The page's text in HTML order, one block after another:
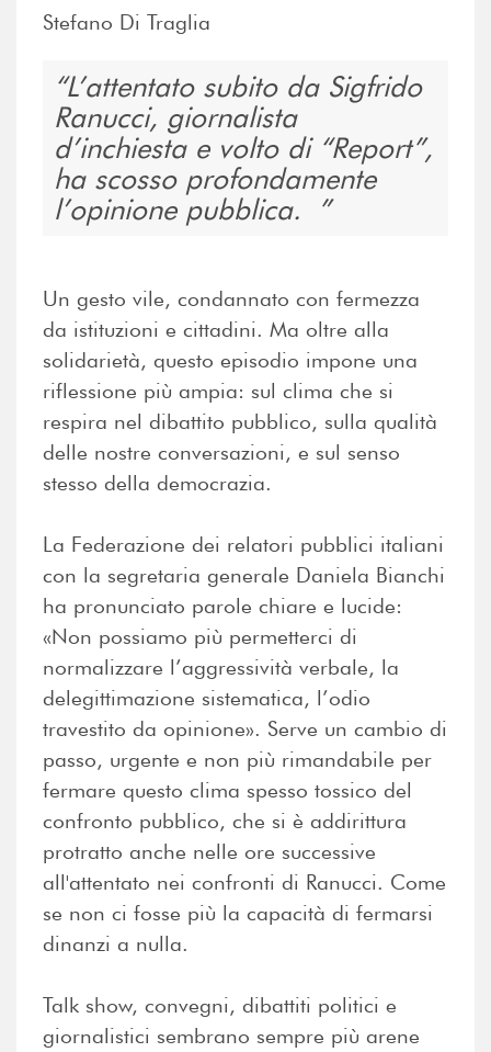
Stefano Di Traglia
L’attentato subito da Sigfrido
Ranucci, giornalista
d’inchiesta e volto di “Report”,
ha scosso profondamente
l’opinione pubblica.
Un gesto vile, condannato con fermezza
da istituzioni e cittadini. Ma oltre alla
solidarietà, questo episodio impone una
riflessione più ampia: sul clima che si
respira nel dibattito pubblico, sulla qualità
delle nostre conversazioni, e sul senso
stesso della democrazia.
La Federazione dei relatori pubblici italiani
con la segretaria generale Daniela Bianchi
ha pronunciato parole chiare e lucide:
«Non possiamo più permetterci di
normalizzare l’aggressività verbale, la
delegittimazione sistematica, l’odio
travestito da opinione». Serve un cambio di
passo, urgente e non più rimandabile per
fermare questo clima spesso tossico del
confronto pubblico, che si è addirittura
protratto anche nelle ore successive
all'attentato nei confronti di Ranucci. Come
se non ci fosse più la capacità di fermarsi
dinanzi a nulla.
Talk show, convegni, dibattiti politici e
giornalistici sembrano sempre più arene